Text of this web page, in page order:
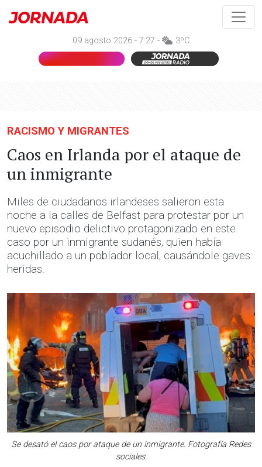
09 agosto 2026 - 7:27 - 3ºC
RACISMO Y MIGRANTES
Caos en Irlanda por el ataque de
un inmigrante
Miles de ciudadanos irlandeses salieron esta
noche a la calles de Belfast para protestar por un
nuevo episodio delictivo protagonizado en este
caso por un inmigrante sudanés, quien había
acuchillado a un poblador local, causándole gaves
heridas.
Se desató el caos por ataque de un inmigrante. Fotografía Redes
sociales.